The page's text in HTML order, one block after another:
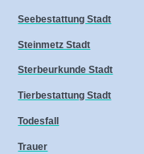
Seebestattung Stadt
Steinmetz Stadt
Sterbeurkunde Stadt
Tierbestattung Stadt
Todesfall
Trauer